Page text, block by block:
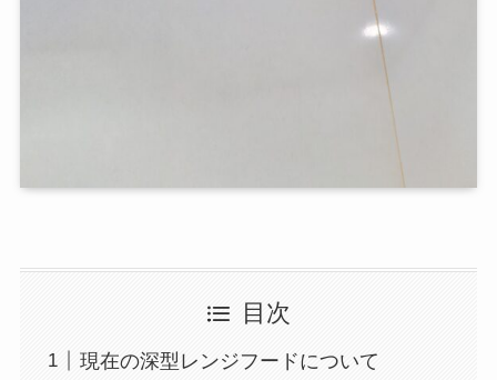
目次
現在の深型レンジフードについて